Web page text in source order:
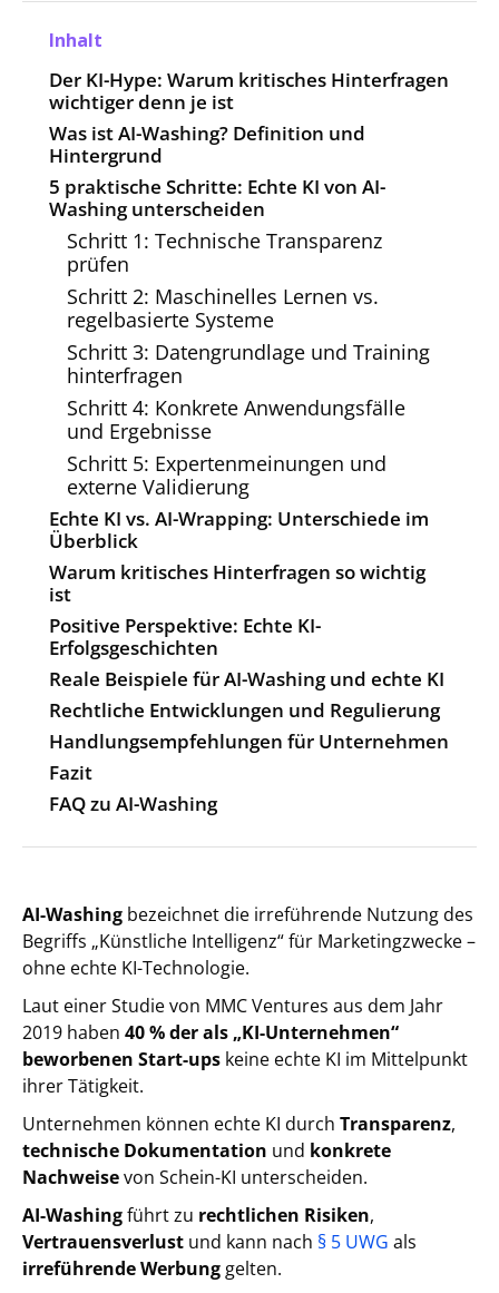
AI-Washing bezeichnet die irreführende Nutzung des
Begriffs „Künstliche Intelligenz“ für Marketingzwecke –
ohne echte KI-Technologie.
Laut einer Studie von MMC Ventures aus dem Jahr
2019 haben 40 % der als „KI-Unternehmen“
beworbenen Start-ups keine echte KI im Mittelpunkt
ihrer Tätigkeit.
Unternehmen können echte KI durch Transparenz,
technische Dokumentation und konkrete
Nachweisevon Schein-KI unterscheiden.
AI-Washingführt zu rechtlichen Risiken,
Vertrauensverlust und kann nach § 5 UWG als
irreführende Werbung gelten.
Inhalt
Der KI-Hype: Warum kritisches Hinterfragen
wichtiger denn je ist
Was ist AI-Washing? Definition und
Hintergrund
5 praktische Schritte: Echte KI von AI-
Washing unterscheiden
Schritt 1: Technische Transparenz
prüfen
Schritt 2: Maschinelles Lernen vs.
regelbasierte Systeme
Schritt 3: Datengrundlage und Training
hinterfragen
Schritt 4: Konkrete Anwendungsfälle
und Ergebnisse
Schritt 5: Expertenmeinungen und
externe Validierung
Echte KI vs. AI-Wrapping: Unterschiede im
Überblick
Warum kritisches Hinterfragen so wichtig
ist
Positive Perspektive: Echte KI-
Erfolgsgeschichten
Reale Beispiele für AI-Washing und echte KI
Rechtliche Entwicklungen und Regulierung
Handlungsempfehlungen für Unternehmen
Fazit
FAQ zu AI-Washing